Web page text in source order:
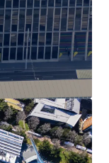
Sale by Private